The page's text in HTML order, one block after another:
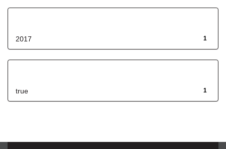
1
2017
1
true